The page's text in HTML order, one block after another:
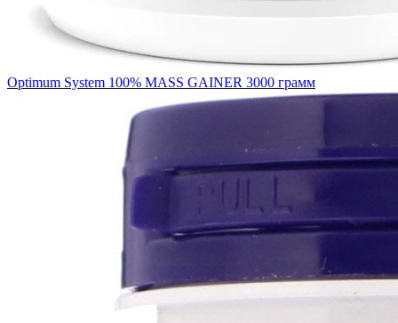
Optimum System 100% MASS GAINER 3000 грамм